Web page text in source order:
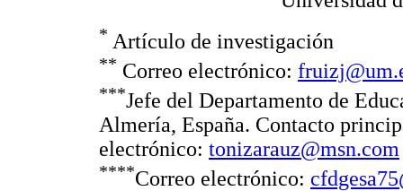
* Artículo de investigación
** Correo electrónico:
***Jefe del Departamento de
Almería, España. Contacto
electrónico: tonizarauz@msn.com
****Correo electrónico: